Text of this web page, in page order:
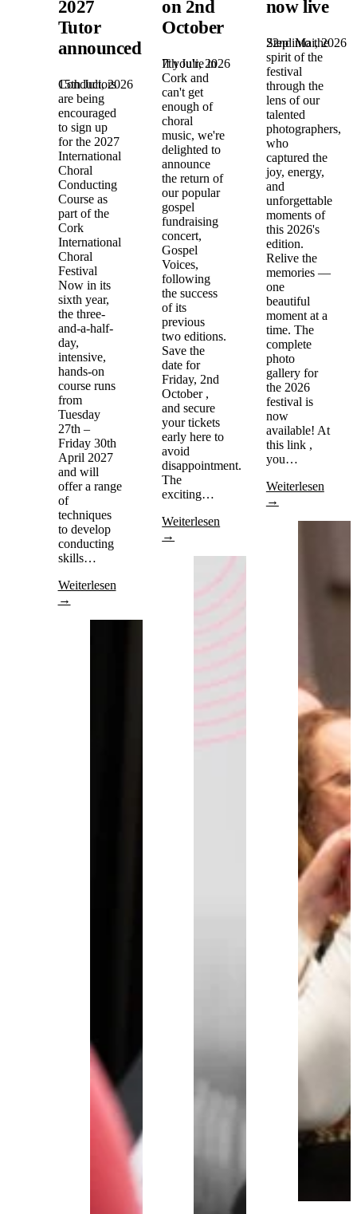
2027
Tutor
announced!
15th Juli, 2026
Conductors
are being
encouraged
to sign up
for the 2027
International
Choral
Conducting
Course as
part of the
Cork
International
Choral
Festival
Now in its
sixth year,
the three-
and-a-half-
day,
intensive,
hands-on
course runs
from
Tuesday
27th –
Friday 30th
April 2027
and will
offer a range
of
techniques
to develop
conducting
skills…
Weiterlesen
→
on 2nd
October
7th Juli, 2026
If you're in
Cork and
can't get
enough of
choral
music, we're
delighted to
announce
the return of
our popular
gospel
fundraising
concert,
Gospel
Voices,
following
the success
of its
previous
two editions.
Save the
date for
Friday, 2nd
October ,
and secure
your tickets
early here to
avoid
disappointment.
The
exciting…
Weiterlesen
→
now live
22nd Mai, 2026
Step into the
spirit of the
festival
through the
lens of our
talented
photographers,
who
captured the
joy, energy,
and
unforgettable
moments of
this 2026's
edition.
Relive the
memories —
one
beautiful
moment at a
time. The
complete
photo
gallery for
the 2026
festival is
now
available! At
this link ,
you…
Weiterlesen
→